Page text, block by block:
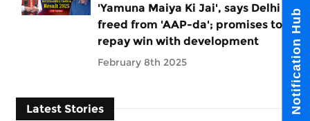
'Yamuna Maiya Ki Jai', says Delhi
freed from 'AAP-da'; promises to
repay win with development
February 8th 2025
Latest Stories Notification Hub